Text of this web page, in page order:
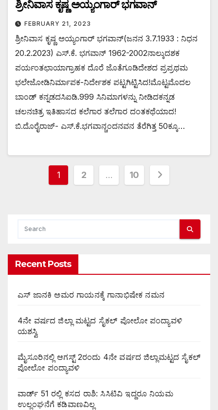
ಶ್ರೀನಿವಾಸ ಕೃಷ್ಣ ಅಯ್ಯಂಗಾರ್ ಭಗವಾನ್
FEBRUARY 21, 2023
ಶ್ರೀನಿವಾಸ ಕೃಷ್ಣ ಅಯ್ಯಂಗಾರ್ ಭಗವಾನ್(ಜನನ 3.7.1933 : ನಿಧನ
20.2.2023) ಎಸ್.ಕೆ. ಭಗವಾನ್ 1962-2002ನಾಲ್ಕುದಶಕ
ಪರ್ಯಂತಛಾಯಾಗ್ರಾಹಕ ದೊರೆ ಜೊತೆಗೂಡಿದೇಶದ ಪ್ರಪ್ರಥಮ
ಭಲೇಜೋಡಿನಿರ್ಮಾಪಕ-ನಿರ್ದೇಶಕ ಪಟ್ಟಗಿಟ್ಟಿಸಿದ!ಮೊಟ್ಟಮೊದಲ
ಬಾಂಡ್ ಕನ್ನಡದಸಿಐಡಿ.999 ಸಿನಿಮಾಗಳನ್ನು ನೀಡಿದಕನ್ನಡ
ಚಲನಚಿತ್ರ ಇತಿಹಾಸದ ಕಲೆಗಾರ ತಲೆಗಾರ ದಂತಕಥೆಯಾದ!
ಬಿ.ದೊರೈರಾಜ್- ಎಸ್.ಕೆ.ಭಗವಾನ್ಚಂದನವನ ತೆರೆಗಿತ್ತ 50ಕ್ಕೂ…
Posts
1 2 … 10
Recent Posts
ಎಸ್ ಜಾನಕಿ ಅಮರ ಗಾಯನಕ್ಕೆ ಗಾನಾಭಿಷೇಕ ನಮನ
4ನೇ ವರ್ಷದ ಜಿಲ್ಲಾ ಮಟ್ಟದ ಸೈಕಲ್ ಪೋಲೋ ಪಂದ್ಯಾವಳಿ
ಯಶಸ್ವಿ
ಮೈಸೂರಿನಲ್ಲಿ ಆಗಸ್ಟ್‌ 2ರಂದು 4ನೇ ವರ್ಷದ ಜಿಲ್ಲಾಮಟ್ಟದ ಸೈಕಲ್
ಪೋಲೋ ಪಂದ್ಯಾವಳಿ
ವಾರ್ಡ್ 51 ರಲ್ಲಿ ಕಸದ ರಾಶಿ: ಸಿಸಿಟಿವಿ ಇದ್ದರೂ ನಿಯಮ
ಉಲ್ಲಂಘನೆಗೆ ಕಡಿವಾಣವಿಲ್ಲ